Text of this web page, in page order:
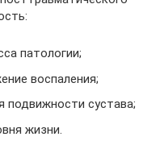
патологии;
воспаления;
подвижности сустава;
жизни.